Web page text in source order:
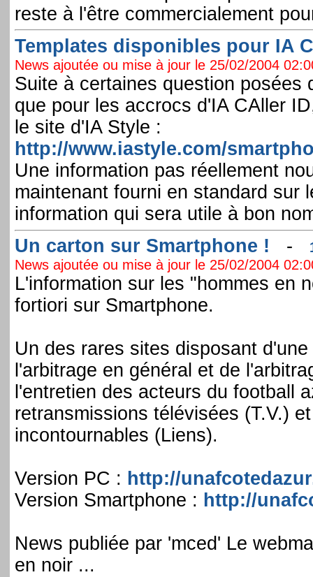
reste à l'être commercialement
Templates disponibles pour IA
News ajoutée ou mise à jour le 25/02/2004
Suite à certaines question posées
que pour les accrocs d'IA CAller
le site d'IA Style :
http://www.iastyle.com/
Une information pas réellement
maintenant fourni en standard sur
information qui sera utile à bon
Un carton sur Smartphone ! -
News ajoutée ou mise à jour le 25/02/2004
L'information sur les "hommes en
fortiori sur Smartphone.
Un des rares sites disposant
l'arbitrage en général et de
l'entretien des acteurs du football
retransmissions télévisées (T.V.)
incontournables (Liens).
Version PC : http://
Version Smartphone : http://
News publiée par 'mced' Le
en noir ...